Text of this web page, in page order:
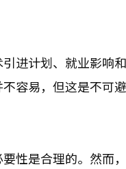
进计划、就业影响
容易，但这是不可
性是合理的。然而